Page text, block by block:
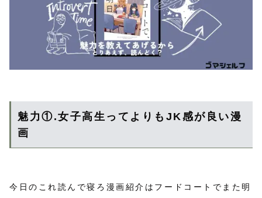
魅力①.女子高生ってよりもJK感が良い漫
画
今日のこれ読んで寝ろ漫画紹介はフードコートでまた明